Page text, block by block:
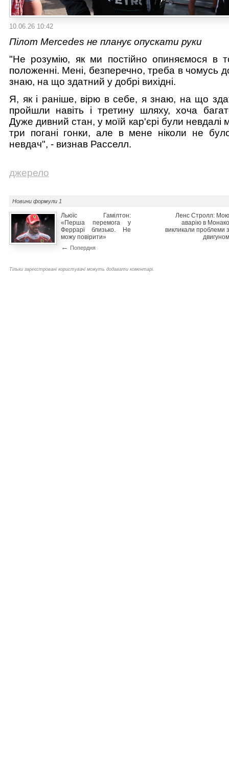
10.06.26 10:42
Пілот Mercedes не планує опускати руки
"Не розумію, як ми постійно опиняємося в
положенні. Мені, безперечно, треба в чомусь
знаю, на що здатний у добрі вихідні.
Я, як і раніше, вірю в себе, я знаю, на що
пройшли навіть і третину шляху, хоча
Дуже дивний стан, у моїй кар'єрі були невдалі
три погані гонки, але в мене ніколи не було
невдач", - визнав Расселл.
джерело
Новини формули 1
Льюїс Гамілтон:
«Перша перемога у
Феррарі близько. Не
можу повірити»
← Попердня
Ленс Стролл: Мою
аварію в Монако
викликали проблеми з
двигуном
Тільки зареєстровані користувачі можуть додавати коментарі.